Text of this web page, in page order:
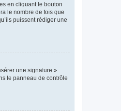
en cliquant le bouton
le nombre de fois que
puissent rédiger une
une signature »
le panneau de contrôle